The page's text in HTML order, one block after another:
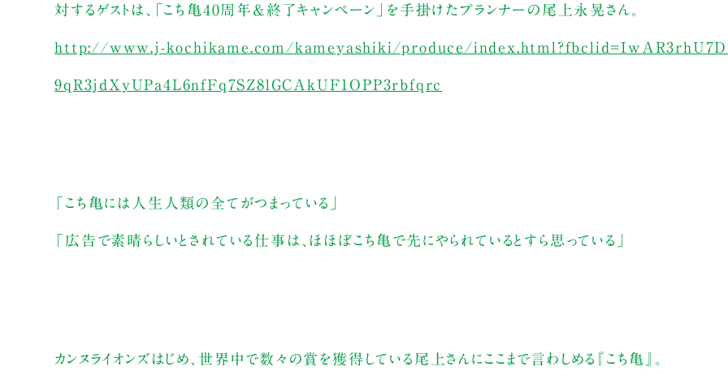
対するゲストは、「こち亀40周年&終了キャンペーン」を手掛けたプランナーの尾上永晃さん。
http://www.j-kochikame.com/kameyashiki/produce/
9qR3jdXyUPa4L6nfFq7SZ8lGCAkUF1OPP3rbfqrc
「こち亀には人生人類の全てがつまっている」
「広告で素晴らしいとされている仕事は、ほほぼこち亀で先にやられているとすら思っている」
カンヌライオンズはじめ、世界中で数々の賞を獲得している尾上さんにここまで言わしめる『こち亀』。